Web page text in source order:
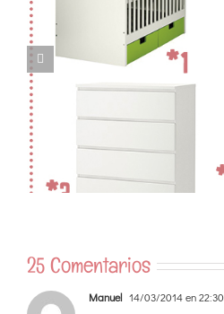
25 Comentarios
Manuel 14/03/2014 en 22:30